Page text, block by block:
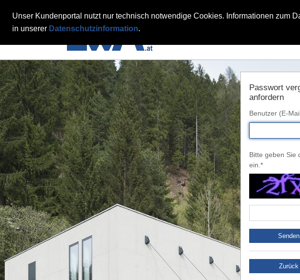
Unser Kundenportal nutzt nur technisch notwendige Cookies. Informationen zum
in unserer Datenschutzinformation.
Passwort
anfordern
Benutzer (E-
Bitte geben Sie
ein.*
Senden
Zurück